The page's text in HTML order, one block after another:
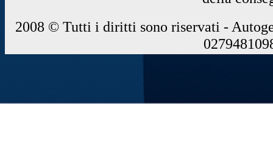
2008 © Tutti i diritti sono riservati -